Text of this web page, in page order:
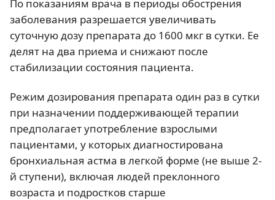
По показаниям врача в периоды обострения
заболевания разрешается увеличивать
суточную дозу препарата до 1600 мкг в сутки. Ее
делят на два приема и снижают после
стабилизации состояния пациента.
Режим дозирования препарата один раз в сутки
при назначении поддерживающей терапии
предполагает употребление взрослыми
пациентами, у которых диагностирована
бронхиальная астма в легкой форме (не выше 2-
й ступени), включая людей преклонного
возраста и подростков старше